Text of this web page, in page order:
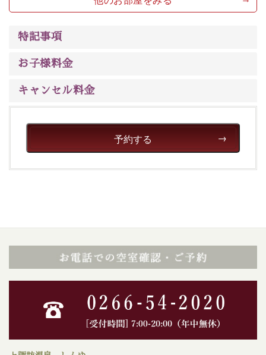
るお部屋、 大人のたしなみを感じていただける、美しく
さい。
特記事項
お子様料金
キャンセル料金
予約する